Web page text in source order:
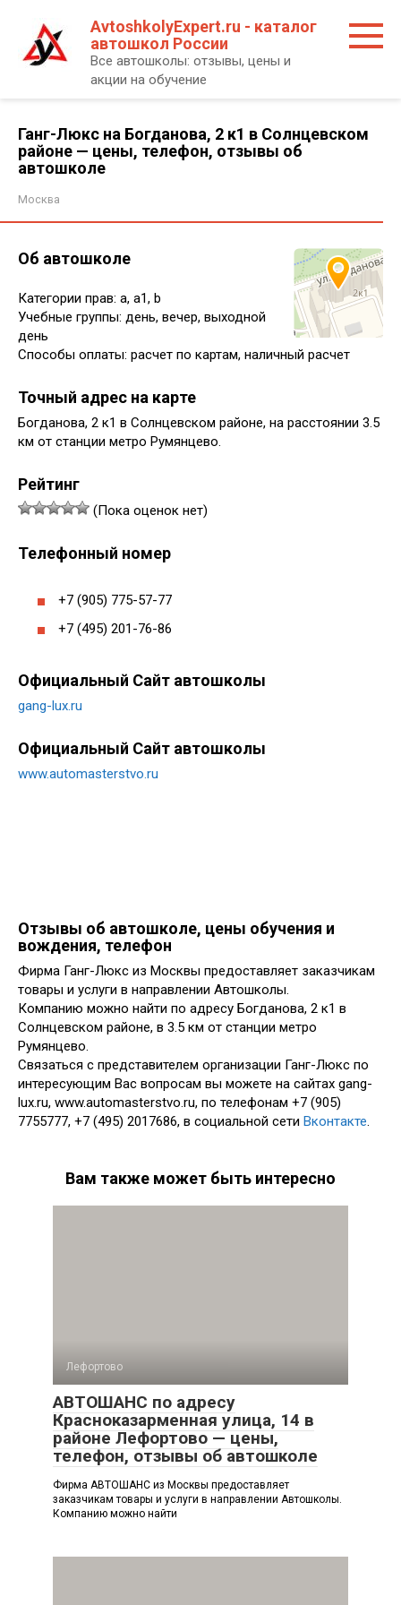
контенту
AvtoshkolyExpert.ru - каталог
автошкол России
Все автошколы: отзывы, цены и
акции на обучение
Ганг-Люкс на Богданова, 2 к1 в Солнцевском
районе — цены, телефон, отзывы об
автошколе
Москва
Об автошколе
Категории прав: a, a1, b
Учебные группы: день, вечер, выходной
день
Способы оплаты: расчет по картам, наличный расчет
Точный адрес на карте
Богданова, 2 к1 в Солнцевском районе, на расстоянии 3.5
км от станции метро Румянцево.
Рейтинг
(Пока оценок нет)
Телефонный номер
+7 (905) 775-57-77
+7 (495) 201-76-86
Официальный Сайт автошколы
gang-lux.ru
Официальный Сайт автошколы
www.automasterstvo.ru
Отзывы об автошколе, цены обучения и
вождения, телефон
Фирма Ганг-Люкс из Москвы предоставляет заказчикам
товары и услуги в направлении Автошколы.
Компанию можно найти по адресу Богданова, 2 к1 в
Солнцевском районе, в 3.5 км от станции метро
Румянцево.
Связаться с представителем организации Ганг-Люкс по
интересующим Вас вопросам вы можете на сайтах gang-
lux.ru, www.automasterstvo.ru, по телефонам +7 (905)
7755777, +7 (495) 2017686, в социальной сети Вконтакте.
Вам также может быть интересно
Лефортово
АВТОШАНС по адресу
Красноказарменная улица, 14 в
районе Лефортово — цены,
телефон, отзывы об автошколе
Фирма АВТОШАНС из Москвы предоставляет
заказчикам товары и услуги в направлении Автошколы.
Компанию можно найти